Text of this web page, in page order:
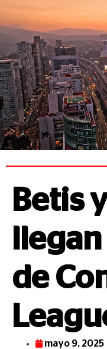
Betis
de
mayo 9, 2025